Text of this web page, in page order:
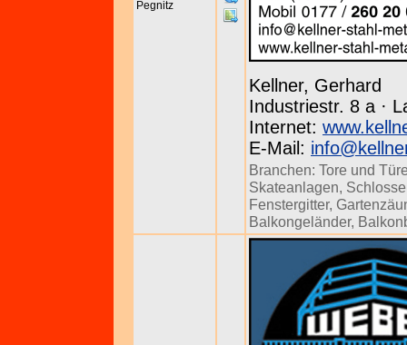
Pegnitz
Kellner, Gerhard
Industriestr. 8 a ·
Internet:
E-Mail:
Branchen: Tore und
Skateanlagen,
Fenstergitter,
Balkongeländer,